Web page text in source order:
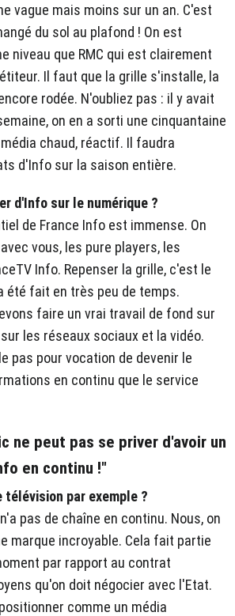
vague mais moins sur un an. C'est
du sol au plafond ! On est
niveau que RMC qui est clairement
Il faut que la grille s'installe, la
rodée. N'oubliez pas : il y avait
on en a sorti une cinquantaine
chaud, réactif. Il faudra
d'Info sur la saison entière.
d'Info sur le numérique ?
de France Info est immense. On
vous, les pure players, les
Info. Repenser la grille, c'est le
été fait en très peu de temps.
faire un vrai travail de fond sur
les réseaux sociaux et la vidéo.
pas pour vocation de devenir le
en continu que le service
ne peut pas se priver d'avoir un
en continu !"
télévision par exemple ?
pas de chaîne en continu. Nous, on
marque incroyable. Cela fait partie
par rapport au contrat
qu'on doit négocier avec l'Etat.
comme un média